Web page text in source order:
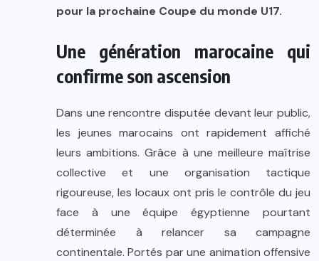
pour la prochaine Coupe du monde U17.
Une génération marocaine qui
confirme son ascension
Dans une rencontre disputée devant leur public,
les jeunes marocains ont rapidement affiché
leurs ambitions. Grâce à une meilleure maîtrise
collective et une organisation tactique
rigoureuse, les locaux ont pris le contrôle du jeu
face à une équipe égyptienne pourtant
déterminée à relancer sa campagne
continentale. Portés par une animation offensive